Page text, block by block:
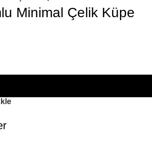
Minimal Çelik Küpe